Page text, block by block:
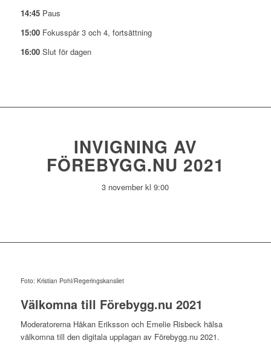
14:45 Paus
15:00Fokusspår 3 och 4, fortsättning
16:00Slut för dagen
INVIGNING AV
FÖREBYGG.NU 2021
3 november kl 9:00
Foto: Kristian Pohl/Regeringskansliet
Välkomna till Förebygg.nu 2021
Moderatorerna Håkan Eriksson och Emelie Risbeck hälsa
välkomna till den digitala upplagan av Förebygg.nu 2021.